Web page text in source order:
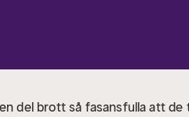
del brott så fasansfulla att